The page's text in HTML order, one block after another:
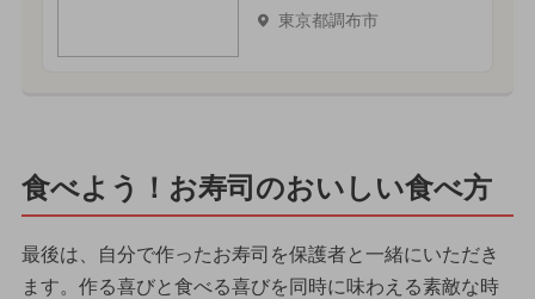
東京都調布市
食べよう！お寿司のおいしい食べ方
最後は、自分で作ったお寿司を保護者と一緒にいただき
ます。作る喜びと食べる喜びを同時に味わえる素敵な時